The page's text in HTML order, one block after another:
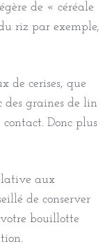
de « céréale
riz par exemple,
de cerises, que
des graines de lin
contact. Donc plus
aux
de conserver
bouillotte